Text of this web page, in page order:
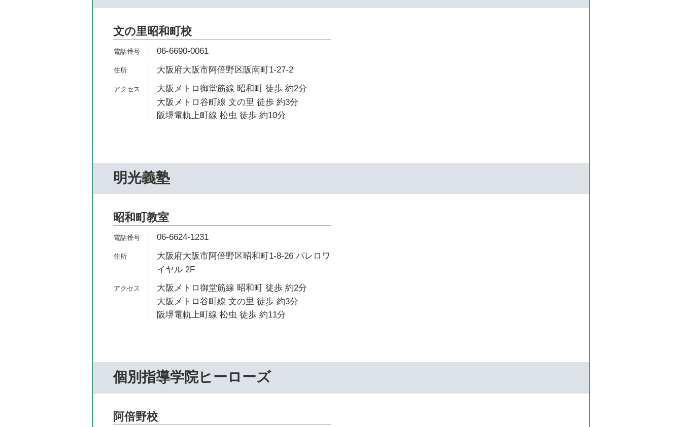
文の里昭和町校
06-6690-0061
大阪府大阪市阿倍野区阪南町1-27-2
大阪メトロ御堂筋線 昭和町 徒歩 約2分
大阪メトロ谷町線 文の里 徒歩 約3分
阪堺電軌上町線 松虫 徒歩 約10分
明光義塾
昭和町教室
06-6624-1231
大阪府大阪市阿倍野区昭和町1-8-26 パレロワ
イヤル 2F
大阪メトロ御堂筋線 昭和町 徒歩 約2分
大阪メトロ谷町線 文の里 徒歩 約3分
阪堺電軌上町線 松虫 徒歩 約11分
個別指導学院ヒーローズ
阿倍野校